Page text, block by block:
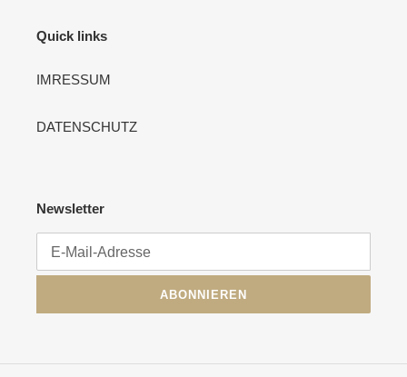
Quick links
IMRESSUM
DATENSCHUTZ
Newsletter
ABONNIEREN